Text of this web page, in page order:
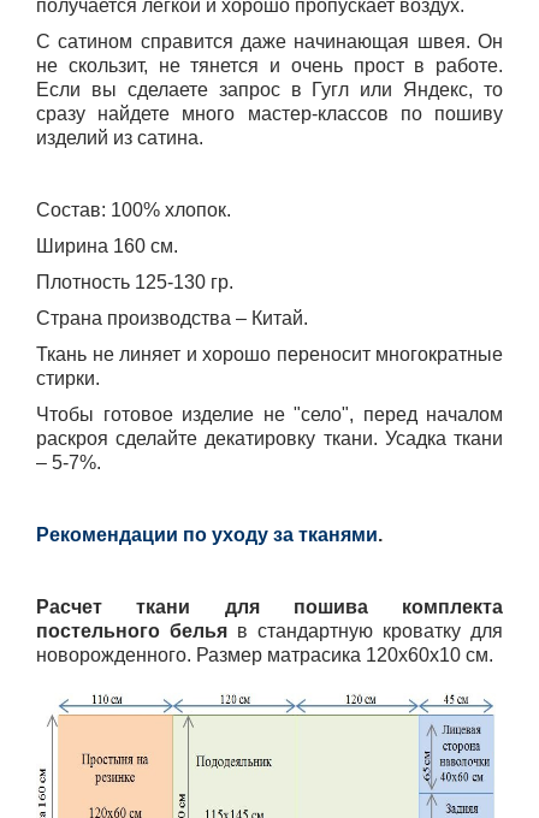
получается легкой и хорошо пропускает воздух.
С сатином справится даже начинающая швея. Он
не скользит, не тянется и очень прост в работе.
Если вы сделаете запрос в Гугл или Яндекс, то
сразу найдете много мастер-классов по пошиву
изделий из сатина.
Состав: 100% хлопок.
Ширина 160 см.
Плотность 125-130 гр.
Страна производства – Китай.
Ткань не линяет и хорошо переносит многократные
стирки.
Чтобы готовое изделие не "село", перед началом
раскроя сделайте декатировку ткани. Усадка ткани
– 5-7%.
Рекомендации по уходу за тканями.
Расчет ткани для пошивакомплекта
постельного белья в стандартную кроватку для
новорожденного. Размер матрасика 120х60х10 см.